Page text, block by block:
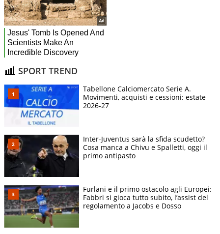
SPORT TREND
Tabellone Calciomercato Serie A.
Movimenti, acquisti e cessioni: estate
2026-27
Inter-Juventus sarà la sfida scudetto?
Cosa manca a Chivu e Spalletti, oggi il
primo antipasto
Furlani e il primo ostacolo agli Europei:
Fabbri si gioca tutto subito, l’assist del
regolamento a Jacobs e Dosso